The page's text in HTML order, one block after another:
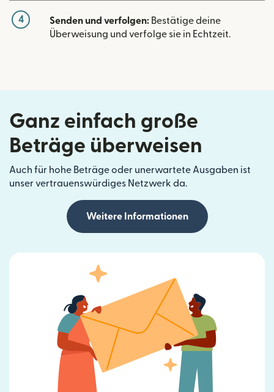
4 Senden und verfolgen: Bestätige deine
Überweisung und verfolge sie in Echtzeit.
Ganz einfach große
Beträge überweisen
Auch für hohe Beträge oder unerwartete Ausgaben ist
unser vertrauenswürdiges Netzwerk da.
Weitere Informationen